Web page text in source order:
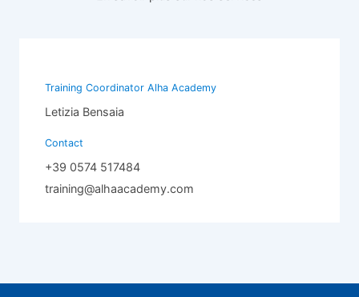
Training Coordinator Alha Academy
Letizia Bensaia
Contact
+39 0574 517484
training@alhaacademy.com